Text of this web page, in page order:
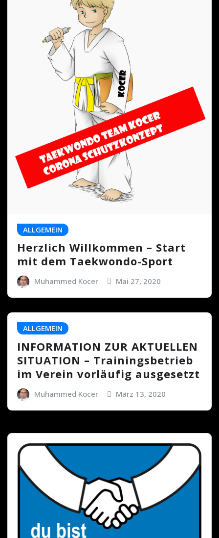
ALLGEMEIN
Herzlich Willkommen – Start
mit dem Taekwondo-Sport
Muhammed Kocer Mai 27, 2020
ALLGEMEIN
INFORMATION ZUR AKTUELLEN
SITUATION – Trainingsbetrieb
im Verein vorläufig ausgesetzt
Muhammed Kocer März 13, 2020